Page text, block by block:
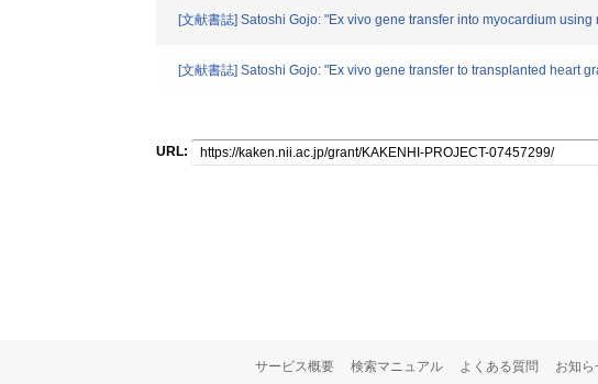
[文献書誌] Satoshi Gojo: "Ex vivo gene transfer into myocardium
[文献書誌] Satoshi Gojo: "Ex vivo gene transfer to transplanted heart
URL:
サービス概要 検索マニュアル よくある質問 お知ら